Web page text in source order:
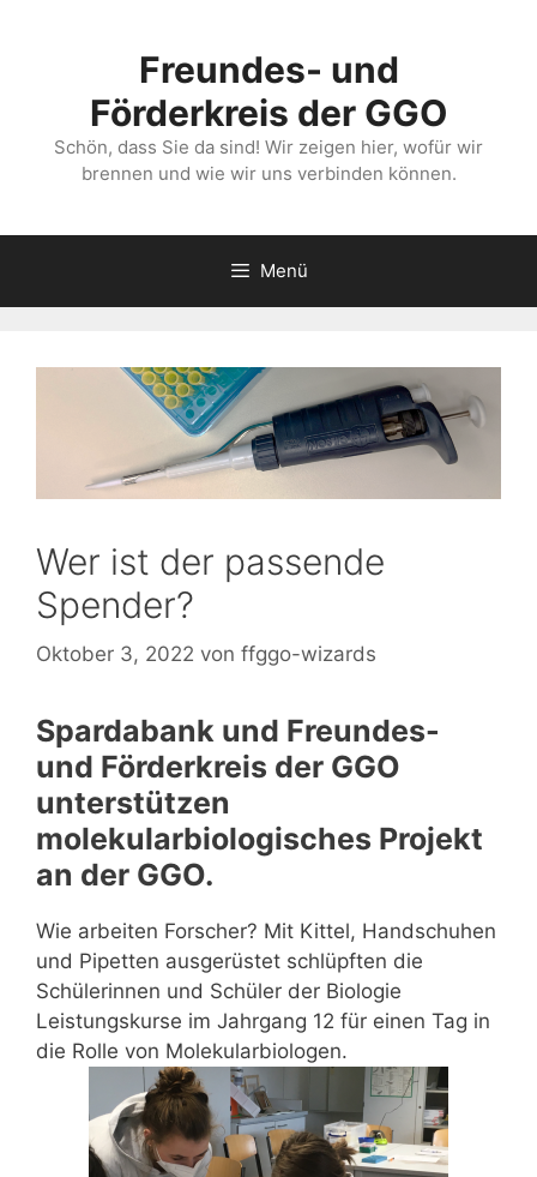
Freundes- und
Förderkreis der GGO
Schön, dass Sie da sind! Wir zeigen hier, wofür wir
brennen und wie wir uns verbinden können.
Menü
Wer ist der passende
Spender?
Oktober 3, 2022 von ffggo-wizards
Spardabank und Freundes-
und Förderkreis der GGO
unterstützen
molekularbiologisches Projekt
an der GGO.
Wie arbeiten Forscher? Mit Kittel, Handschuhen
und Pipetten ausgerüstet schlüpften die
Schülerinnen und Schüler der Biologie
Leistungskurse im Jahrgang 12 für einen Tag in
die Rolle von Molekularbiologen.